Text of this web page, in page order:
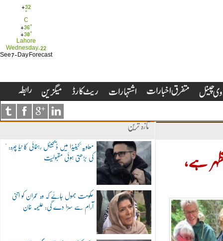
+32
°
C
+36°
+30°
Lahore
Wednesday, 22
See 7-Day Forecast
تازہ ترین
"معاویہ"کینیڈا میں ڈیجیٹل رہنمائی کا نیا چہرہ:
کی بڑھتی ہوئی مقبولیت
حکومت بھول جائے کہ وہ عمران کو اتنی
آرام سے سزا دے گی: علیمہ خان
ہے،